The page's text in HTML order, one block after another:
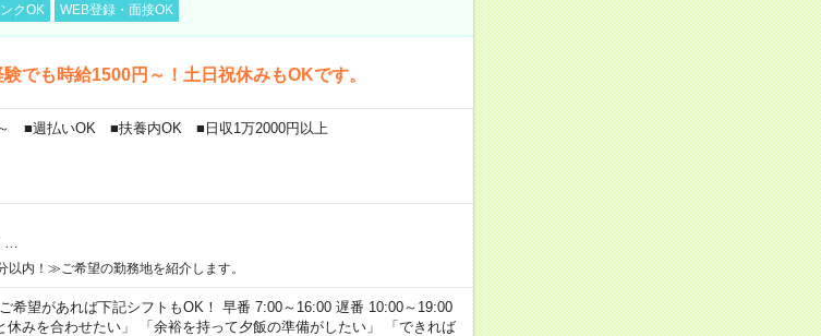
クOK WEB登録・面接OK
でも時給1500円～！土日祝休みもOKです。
～ ■週払いOK ■扶養内OK ■日収1万2000円以上
内！≫ご希望の勤務地を紹介します。
希望があれば下記シフトもOK！ 早番 7:00～16:00 遅番 10:00～19:00
休みを合わせたい」 「余裕を持って夕飯の準備がしたい」 「できれば